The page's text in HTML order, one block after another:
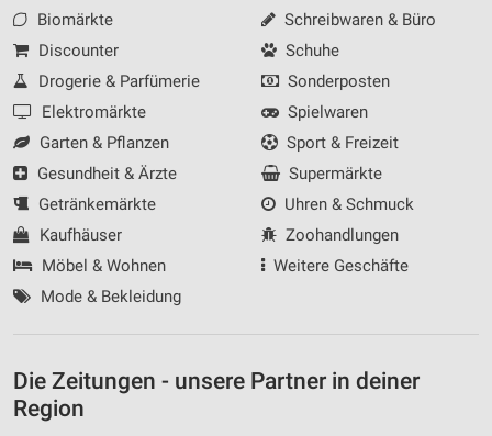
Biomärkte
Discounter
Drogerie & Parfümerie
Elektromärkte
Garten & Pflanzen
Gesundheit & Ärzte
Getränkemärkte
Kaufhäuser
Möbel & Wohnen
Mode & Bekleidung
Schreibwaren & Büro
Schuhe
Sonderposten
Spielwaren
Sport & Freizeit
Supermärkte
Uhren & Schmuck
Zoohandlungen
Weitere Geschäfte
Die Zeitungen - unsere Partner in deiner
Region